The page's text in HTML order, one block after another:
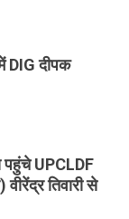
DIG दीपक
पहुंचे UPCLDF
तिवारी से